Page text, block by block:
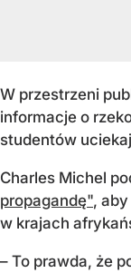
W przestrzeni
informacje o
studentów
Charles Michel
propagandę",
w krajach
– To prawda, że